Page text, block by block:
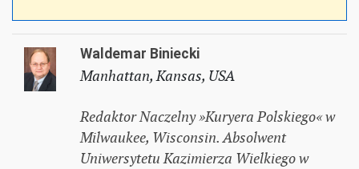
Waldemar Biniecki
Manhattan, Kansas, USA
Redaktor Naczelny »Kuryera Polskiego« w
Milwaukee, Wisconsin. Absolwent
Uniwersytetu Kazimierza Wielkiego w